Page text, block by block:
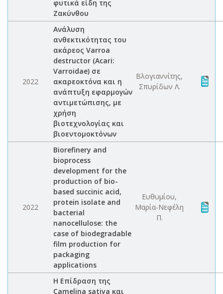
φυτικά είδη της
Ζακύνθου
2022
Ανάλυση
ανθεκτικότητας του
ακάρεος Varroa
destructor (Acari:
Varroidae) σε
ακαρεοκτόνα και η
ανάπτυξη εφαρμογών
αντιμετώπισης, με
χρήση
βιοτεχνολογίας και
βιοεντομοκτόνων
Βλογιαννίτης,
Σπυρίδων Λ.
2022
Biorefinery and
bioprocess
development for the
production of bio-
based succinic acid,
protein isolate and
bacterial
nanocellulose: the
case of biodegradable
film production for
packaging
applications
Ευθυμίου,
Μαρία-Νεφέλη
Π.
Η Επίδραση της
Camelina sativa και